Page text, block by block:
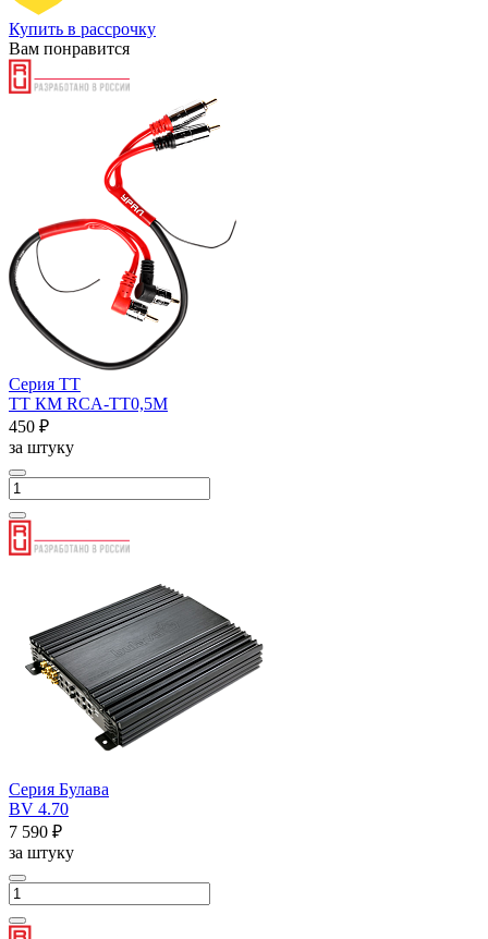
Купить в рассрочку
Вам понравится
Серия ТТ
ТТ КМ RCA-ТТ0,5М
450 ₽
за штуку
Серия Булава
BV 4.70
7 590 ₽
за штуку